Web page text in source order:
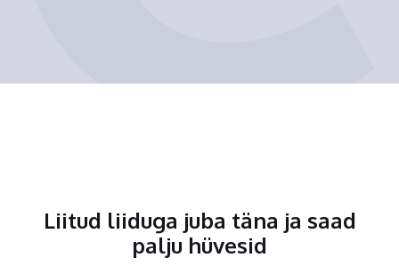
Liitud liiduga juba täna ja saad
palju hüvesid